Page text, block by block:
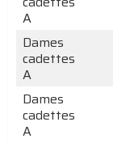
A
Dames
cadettes
A
Dames
cadettes
A